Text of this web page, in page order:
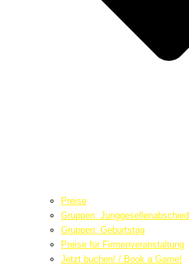
Preise
Gruppen: Junggesellenabschied
Gruppen: Geburtstag
Preise für Firmenveranstaltung
Jetzt buchen! / Book a Game!